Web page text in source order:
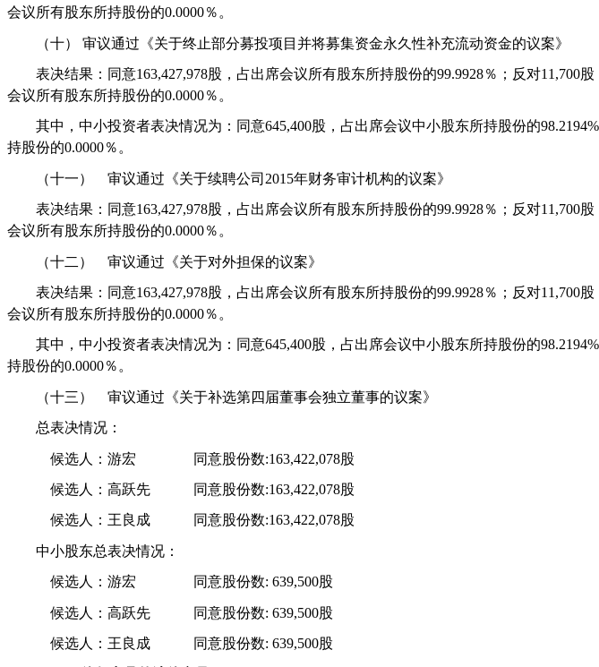
会议所有股东所持股份的0.0000％。
（十） 审议通过《关于终止部分募投项目并将募集资金永久性补充流动资金的议案》
表决结果：同意163,427,978股，占出席会议所有股东所持股份的99.9928％；反对11,700股
会议所有股东所持股份的0.0000％。
其中，中小投资者表决情况为：同意645,400股，占出席会议中小股东所持股份的98.2194%
持股份的0.0000％。
（十一） 审议通过《关于续聘公司 2015年财务审计机构的议案》
表决结果：同意163,427,978股，占出席会议所有股东所持股份的99.9928％；反对11,700股
会议所有股东所持股份的0.0000％。
（十二） 审议通过《关于对外担保的议案》
表决结果：同意163,427,978股，占出席会议所有股东所持股份的99.9928％；反对11,700股
会议所有股东所持股份的0.0000％。
其中，中小投资者表决情况为：同意645,400股，占出席会议中小股东所持股份的98.2194%
持股份的0.0000％。
（十三） 审议通过《关于补选第四届董事会独立董事的议案》
总表决情况：
候选人：游宏 同意股份数:163,422,078股
候选人：高跃先 同意股份数:163,422,078股
候选人：王良成 同意股份数:163,422,078股
中小股东总表决情况：
候选人：游宏 同意股份数: 639,500股
候选人：高跃先 同意股份数: 639,500股
候选人：王良成 同意股份数: 639,500股